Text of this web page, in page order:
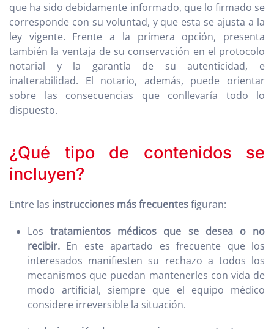
que ha sido debidamente informado, que lo firmado se
corresponde con su voluntad, y que esta se ajusta a la
ley vigente. Frente a la primera opción, presenta
también la ventaja de su conservación en el protocolo
notarial y la garantía de su autenticidad, e
inalterabilidad. El notario, además, puede orientar
sobre las consecuencias que conllevaría todo lo
dispuesto.
¿Qué tipo de contenidos se
incluyen?
Entre las instrucciones más frecuentesfiguran:
Los tratamientos médicos que se desea o no
recibir. En este apartado es frecuente que los
interesados manifiesten su rechazo a todos los
mecanismos que puedan mantenerles con vida de
modo artificial, siempre que el equipo médico
considere irreversible la situación.